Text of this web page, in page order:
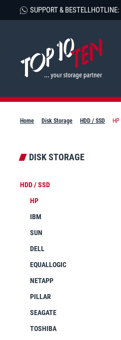
SUPPORT & BESTELLHOTLINE:
Home Disk Storage HDD / SSD HP
DISK STORAGE
HDD / SSD
HP
IBM
SUN
DELL
EQUALLOGIC
NETAPP
PILLAR
SEAGATE
TOSHIBA